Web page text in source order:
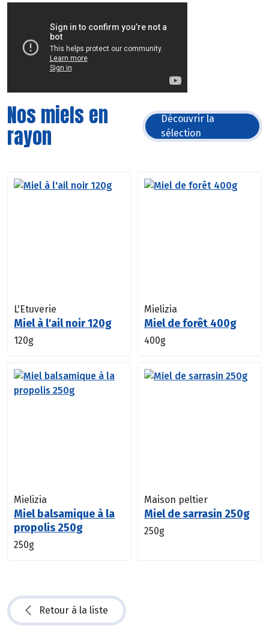
Nos miels en
rayon
Découvrir la
sélection
L'Etuverie
Miel à l'ail noir 120g
120g
Mielizia
Miel de forêt 400g
400g
Mielizia
Miel balsamique à la
propolis 250g
250g
Maison peltier
Miel de sarrasin 250g
250g
Retour à la liste